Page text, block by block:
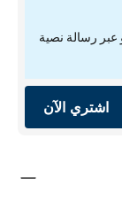
عبر رسالة نصية
اشتري الآن